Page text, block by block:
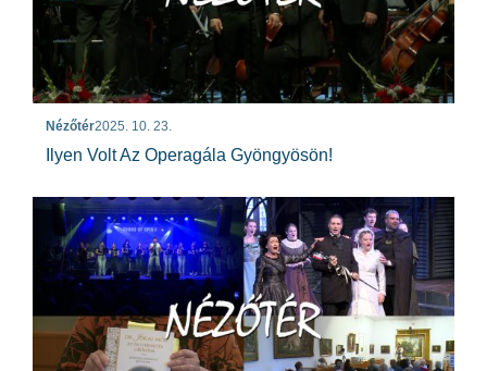
Nézőtér2025. 10. 23.
Ilyen Volt Az Operagála Gyöngyösön!